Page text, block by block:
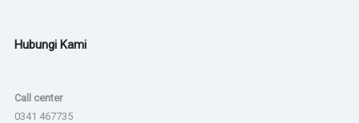
Hubungi Kami
Call center
0341 467735